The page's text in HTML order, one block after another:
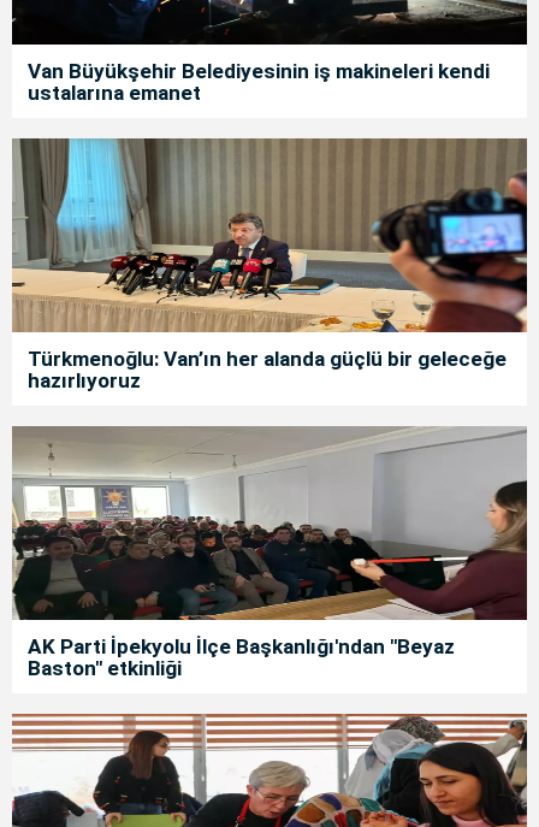
Van Büyükşehir Belediyesinin iş makineleri kendi
ustalarına emanet
Türkmenoğlu: Van’ın her alanda güçlü bir geleceğe
hazırlıyoruz
AK Parti İpekyolu İlçe Başkanlığı'ndan "Beyaz
Baston" etkinliği